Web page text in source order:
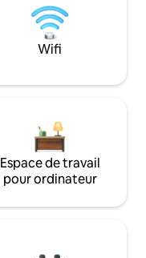
Wifi
Espace de travail
pour ordinateur